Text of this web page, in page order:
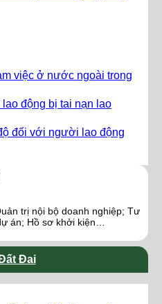
việc ở nước ngoài trong
đối với người lao động
trị nội bộ doanh nghiệp; Tư
án; Hồ sơ khởi kiện…
Đai